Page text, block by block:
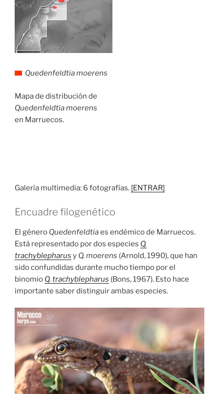
Quedenfeldtia moerens
Mapa de distribución de
Quedenfeldtia moerens
en Marruecos.
Galería multimedia: 6 fotografías. [ENTRAR]
Encuadre filogenético
El género Quedenfeldtiaes endémico de Marruecos.
Está representado por dos especies Q.
trachyblepharus y Q. moerens (Arnold, 1990), que han
sido confundidas durante mucho tiempo por el
binomio Q. trachyblepharus (Bons, 1967). Esto hace
importante saber distinguir ambas especies.